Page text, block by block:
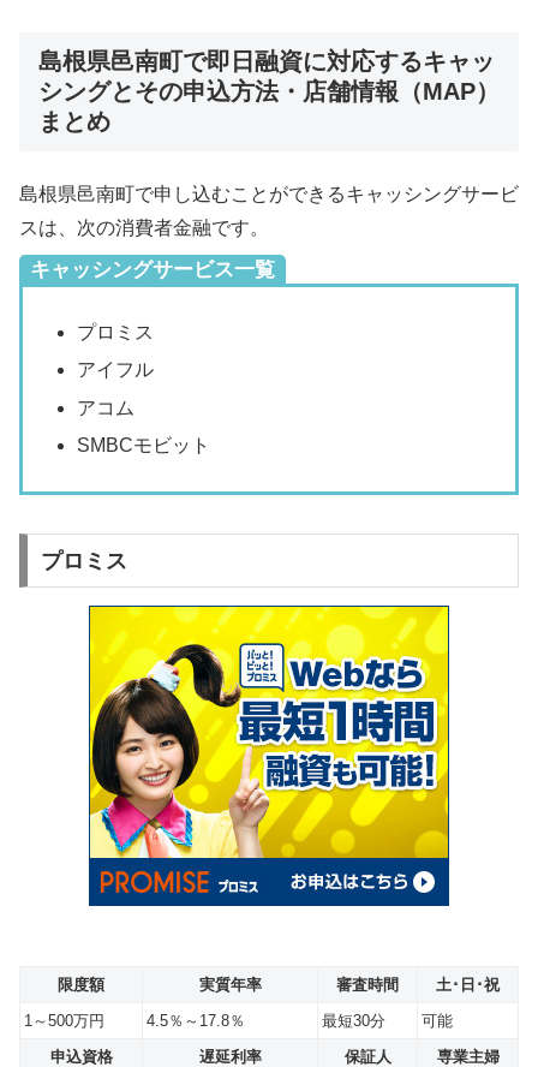
島根県邑南町で即日融資に対応するキャッ
シングとその申込方法・店舗情報（MAP）
まとめ
島根県邑南町で申し込むことができるキャッシングサービ
スは、次の消費者金融です。
キャッシングサービス一覧
プロミス
アイフル
アコム
SMBCモビット
プロミス
限度額 実質年率 審査時間
土･日･祝
1～500万円
4.5％～17.8％ 最短30分
可能
申込資格
遅延利率 保証人 専業主婦